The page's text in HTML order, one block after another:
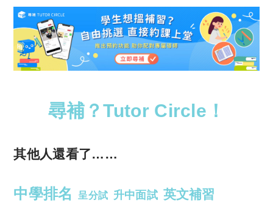
尋補？Tutor Circle！
其他人還看了……
中學排名 呈分試 升中面試 英文補習